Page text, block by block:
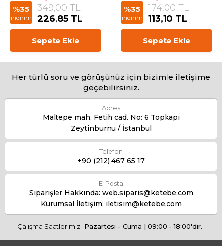
%35
indirim
349,00 TL
226,85 TL
Sepete Ekle
%35
indirim
174,00 TL
113,10 TL
Sepete Ekle
Her türlü soru ve görüşünüz için bizimle iletişime
geçebilirsiniz.
Adres
Maltepe mah. Fetih cad. No: 6 Topkapı
Zeytinburnu / İstanbul
Telefon
+90 (212) 467 65 17
E-Posta
Siparişler Hakkında: web.siparis@ketebe.com
Kurumsal İletişim: iletisim@ketebe.com
Çalışma Saatlerimiz: Pazartesi - Cuma | 09:00 - 18:00'dir.